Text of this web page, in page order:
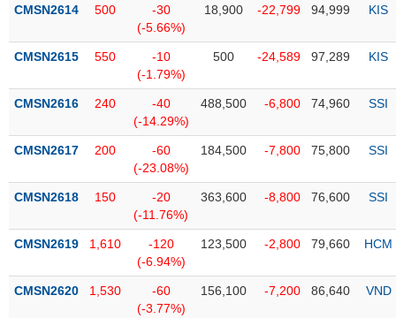
Danh
ETF
phiếu
tiết
quan
dịch
chính
CMSN2614 500
-30
(-5.66%)
18,900 -22,799 94,999 KIS
CMSN2615 550
-10
(-1.79%)
500 -24,589 97,289 KIS
CMSN2616 240
-40
(-14.29%)
488,500 -6,800 74,960 SSI
CMSN2617 200
-60
(-23.08%)
184,500 -7,800 75,800 SSI
CMSN2618 150
-20
(-11.76%)
363,600 -8,800 76,600 SSI
CMSN2619 1,610
-120
(-6.94%)
123,500 -2,800 79,660 HCM
CMSN2620 1,530
-60
(-3.77%)
156,100 -7,200 86,640 VND
LIỆU
MỚI
Ngành
(-)
VS-
SECTOR